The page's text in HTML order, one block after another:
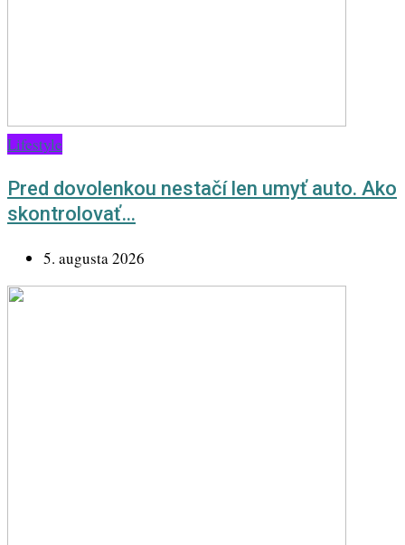
Lifestyle
Pred dovolenkou nestačí len umyť auto. Ako
skontrolovať…
5. augusta 2026